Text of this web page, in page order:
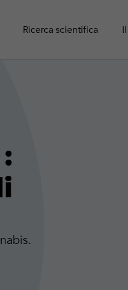
Ricerca scientifica